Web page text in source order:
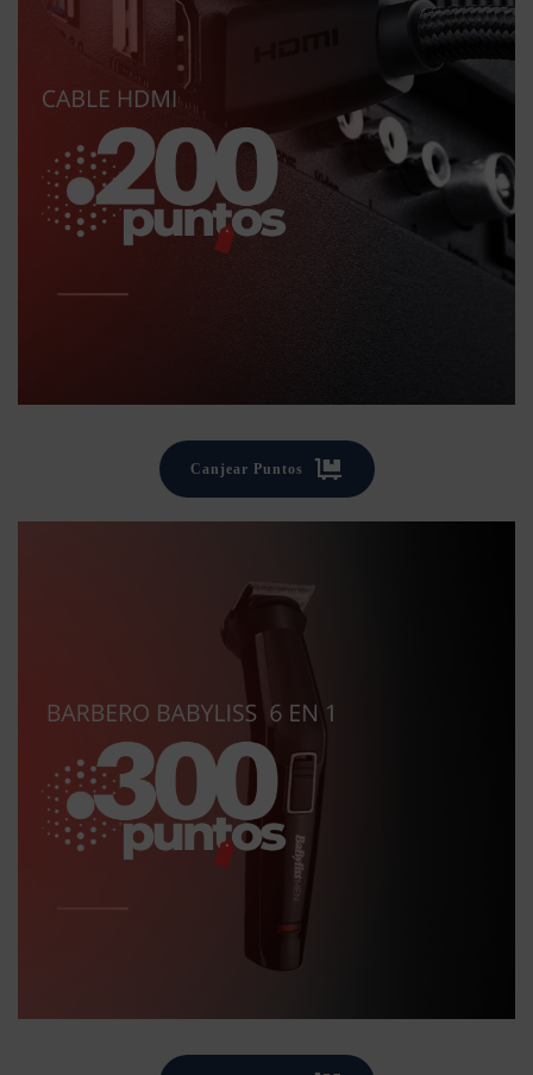
Canjear Puntos